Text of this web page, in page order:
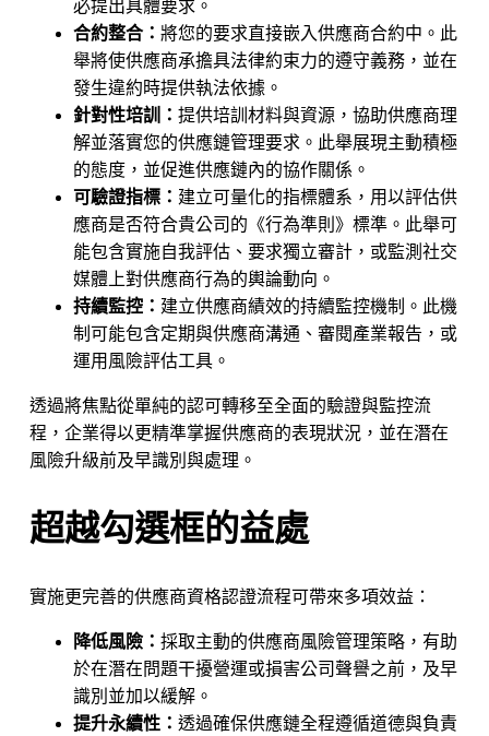
必提出具體要求。
合約整合： 將您的要求直接嵌入供應商合約中。此
舉將使供應商承擔具法律約束力的遵守義務，並在
發生違約時提供執法依據。
針對性培訓： 提供培訓材料與資源，協助供應商理
解並落實您的供應鏈管理要求。此舉展現主動積極
的態度，並促進供應鏈內的協作關係。
可驗證指標： 建立可量化的指標體系，用以評估供
應商是否符合貴公司的《行為準則》標準。此舉可
能包含實施自我評估、要求獨立審計，或監測社交
媒體上對供應商行為的輿論動向。
持續監控： 建立供應商績效的持續監控機制。此機
制可能包含定期與供應商溝通、審閱產業報告，或
運用風險評估工具。
透過將焦點從單純的認可轉移至全面的驗證與監控流
程，企業得以更精準掌握供應商的表現狀況，並在潛在
風險升級前及早識別與處理。
超越勾選框的益處
實施更完善的供應商資格認證流程可帶來多項效益：
降低風險： 採取主動的供應商風險管理策略，有助
於在潛在問題干擾營運或損害公司聲譽之前，及早
識別並加以緩解。
提升永續性： 透過確保供應鏈全程遵循道德與負責
Get a callback